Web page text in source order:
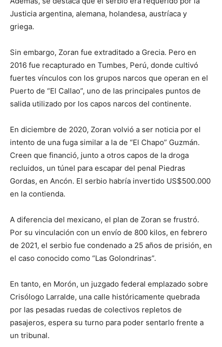
Justicia argentina, alemana, holandesa, austríaca y
griega.
Sin embargo, Zoran fue extraditado a Grecia. Pero en
2016 fue recapturado en Tumbes, Perú, donde cultivó
fuertes vínculos con los grupos narcos que operan en el
Puerto de “El Callao”, uno de las principales puntos de
salida utilizado por los capos narcos del continente.
En diciembre de 2020, Zoran volvió a ser noticia por el
intento de una fuga similar a la de “El Chapo” Guzmán.
Creen que financió, junto a otros capos de la droga
recluidos, un túnel para escapar del penal Piedras
Gordas, en Ancón. El serbio habría invertido US$500.000
en la contienda.
A diferencia del mexicano, el plan de Zoran se frustró.
Por su vinculación con un envío de 800 kilos, en febrero
de 2021, el serbio fue condenado a 25 años de prisión, en
el caso conocido como “Las Golondrinas”.
En tanto, en Morón, un juzgado federal emplazado sobre
Crisólogo Larralde, una calle históricamente quebrada
por las pesadas ruedas de colectivos repletos de
pasajeros, espera su turno para poder sentarlo frente a
un tribunal.